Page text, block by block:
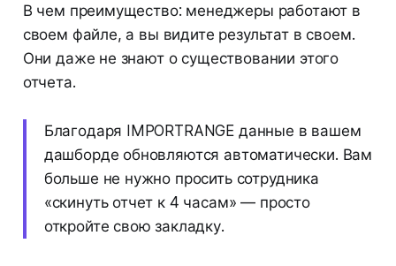
В чем преимущество: менеджеры работают в
своем файле, а вы видите результат в своем.
Они даже не знают о существовании этого
отчета.
Благодаря IMPORTRANGE данные в вашем
дашборде обновляются автоматически. Вам
больше не нужно просить сотрудника
«скинуть отчет к 4 часам» — просто
откройте свою закладку.